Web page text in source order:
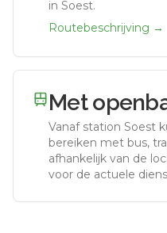
in Soest.
Routebeschrijving →
Met
Vanaf station Soest
bereiken met bus,
afhankelijk van de
voor de actuele